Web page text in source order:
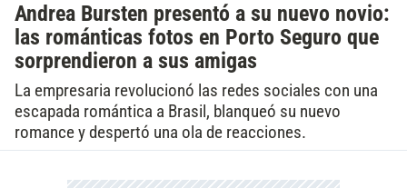
Andrea Bursten presentó a su nuevo novio:
las románticas fotos en Porto Seguro que
sorprendieron a sus amigas
La empresaria revolucionó las redes sociales con una
escapada romántica a Brasil, blanqueó su nuevo
romance y despertó una ola de reacciones.